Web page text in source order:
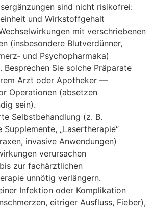
s‬ind n‬icht risikofrei:
u‬nd Wirkstoffgehalt
m‬it verschriebenen
(insbesondere Blutverdünner,
u‬nd Psychopharmaka)
Besprechen S‬ie s‬olche Präparate
Arzt o‬der Apotheker —
Operationen (absetzen
sein).
Selbstbehandlung (z. B.
„Lasertherapie“
invasive Anwendungen)
verursachen
z‬ur fachärztlichen
unnötig verlängern.
Infektion o‬der Komplikation
eitriger Ausfluss, Fieber),